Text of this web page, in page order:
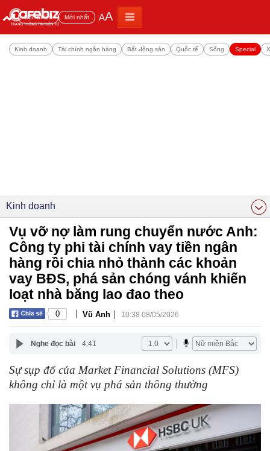
Đọc nhiều Mới nhất AA
Kinh doanh Tài chính ngân hàng Bất động sản Quốc tế Sống Special
Kinh doanh
Vụ vỡ nợ làm rung chuyển nước Anh:
Công ty phi tài chính vay tiền ngân
hàng rồi chia nhỏ thành các khoản
vay BĐS, phá sản chóng vánh khiến
loạt nhà băng lao đao theo
0 | Vũ Anh | 10:38 08/05/2026
Nghe đọc bài 4:41
Sự sụp đổ của Market Financial Solutions (MFS)
không chỉ là một vụ phá sản thông thường